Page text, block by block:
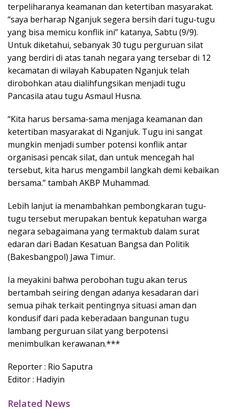
terpeliharanya keamanan dan ketertiban masyarakat.
“saya berharap Nganjuk segera bersih dari tugu-tugu
yang bisa memicu konflik ini” katanya, Sabtu (9/9).
Untuk diketahui, sebanyak 30 tugu perguruan silat
yang berdiri di atas tanah negara yang tersebar di 12
kecamatan di wilayah Kabupaten Nganjuk telah
dirobohkan atau dialihfungsikan menjadi tugu
Pancasila atau tugu Asmaul Husna.
“Kita harus bersama-sama menjaga keamanan dan
ketertiban masyarakat di Nganjuk. Tugu ini sangat
mungkin menjadi sumber potensi konflik antar
organisasi pencak silat, dan untuk mencegah hal
tersebut, kita harus mengambil langkah demi kebaikan
bersama.” tambah AKBP Muhammad.
Lebih lanjut ia menambahkan pembongkaran tugu-
tugu tersebut merupakan bentuk kepatuhan warga
negara sebagaimana yang termaktub dalam surat
edaran dari Badan Kesatuan Bangsa dan Politik
(Bakesbangpol) Jawa Timur.
Ia meyakini bahwa perobohan tugu akan terus
bertambah seiring dengan adanya kesadaran dari
semua pihak terkait pentingnya situasi aman dan
kondusif dari pada keberadaan bangunan tugu
lambang perguruan silat yang berpotensi
menimbulkan kerawanan.***
Reporter : Rio Saputra
Editor : Hadiyin
Related News